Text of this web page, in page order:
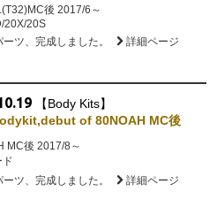
後 2017/6～
20X/20S
ーツ、完成しました。
詳細ページ
【Body Kits】
of 80NOAH MC後
MC後 2017/8～
ド
ーツ、完成しました。
詳細ページ